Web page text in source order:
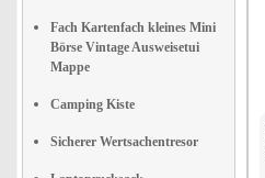
Fach Kartenfach kleines Mini
Börse Vintage Ausweisetui
Mappe
Camping Kiste
Sicherer Wertsachentresor